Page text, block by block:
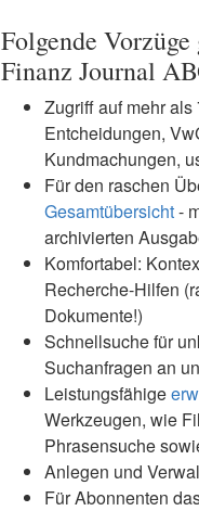
Folgende
Finanz Journal
Zugriff auf mehr
Entcheidungen,
Kundmachungen,
Für den raschen
Gesamtübersicht-
archivierten
Komfortabel:
Recherche-Hilfen
Dokumente!)
Schnellsuche für
Suchanfragen an
Leistungsfähige
Werkzeugen, wie
Phrasensuche
Anlegen und
Für Abonnenten